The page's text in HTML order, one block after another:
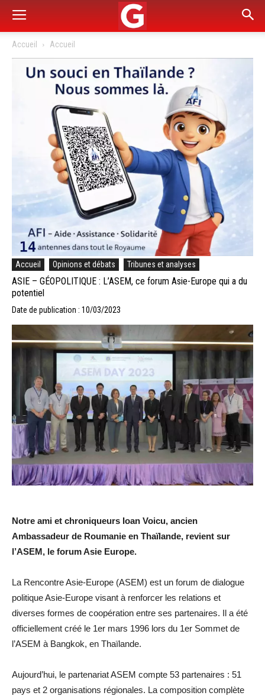
Accueil Accueil
Accueil Opinions et débats Tribunes et analyses
ASIE – GÉOPOLITIQUE : L’ASEM, ce forum Asie-Europe qui a du
potentiel
Date de publication : 10/03/2023
Notre ami et chroniqueurs Ioan Voicu, ancien
Ambassadeur de Roumanie en Thaïlande, revient sur
l’ASEM, le forum Asie Europe.
La Rencontre Asie-Europe (ASEM) est un forum de dialogue
politique Asie-Europe visant à renforcer les relations et
diverses formes de coopération entre ses partenaires. Il a été
officiellement créé le 1er mars 1996 lors du 1er Sommet de
l’ASEM à Bangkok, en Thaïlande.
Aujourd’hui, le partenariat ASEM compte 53 partenaires : 51
pays et 2 organisations régionales. La composition complète